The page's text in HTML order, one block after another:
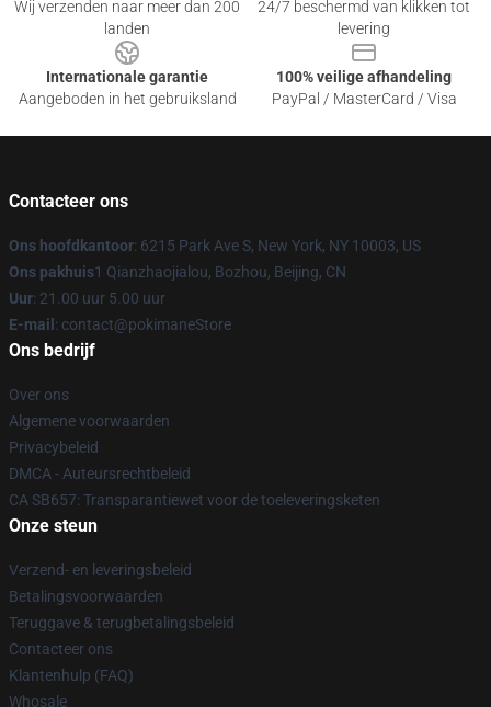
Wij verzenden naar meer dan 200
landen
24/7 beschermd van klikken tot
levering
Internationale garantie
Aangeboden in het gebruiksland
100% veilige afhandeling
PayPal / MasterCard / Visa
Contacteer ons
Ons hoofdkantoor: 6215 Park Ave S, New York, NY 10003, US
Ons pakhuis1 Qianzhaojialou, Bozhou, Beijing, CN
Uur: 21.00 uur 5.00 uur
E-mail : contact@pokimaneStore
Ons bedrijf
Over ons
Algemene voorwaarden
Privacybeleid
DMCA - Auteursrechtbeleid
CA SB657: Transparantiewet voor de toeleveringsketen
Onze steun
Verzend- en leveringsbeleid
Betalingsvoorwaarden
Teruggave & terugbetalingsbeleid
Contacteer ons
Klantenhulp (FAQ)
Whosale